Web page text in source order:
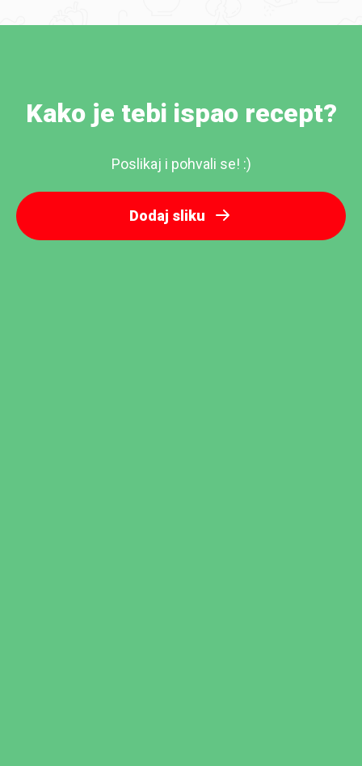
Kako je tebi ispao recept?
Poslikaj i pohvali se! :)
Dodaj sliku